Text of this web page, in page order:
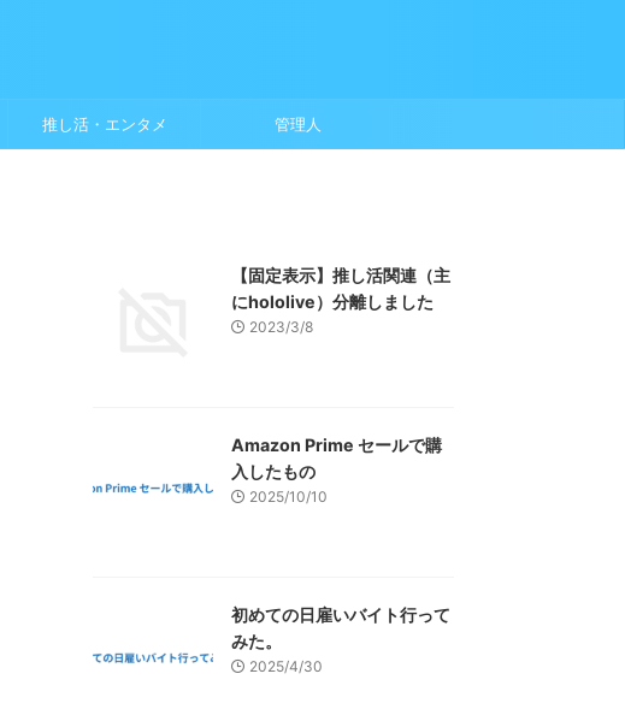
推し活・エンタメ 管理人
【固定表示】推し活関連（主
にhololive）分離しました
2023/3/8
Amazon Prime セールで購
入したもの
2025/10/10
初めての日雇いバイト行って
みた。
2025/4/30